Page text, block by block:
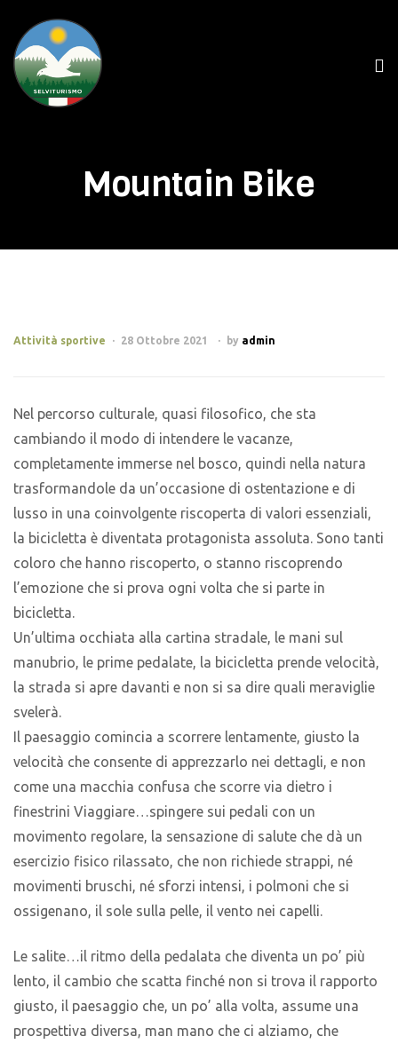
Mountain Bike
Attività sportive 28 Ottobre 2021 by admin
Nel percorso culturale, quasi filosofico, che sta
cambiando il modo di intendere le vacanze,
completamente immerse nel bosco, quindi nella natura
trasformandole da un’occasione di ostentazione e di
lusso in una coinvolgente riscoperta di valori essenziali,
la bicicletta è diventata protagonista assoluta. Sono tanti
coloro che hanno riscoperto, o stanno riscoprendo
l’emozione che si prova ogni volta che si parte in
bicicletta.
Un’ultima occhiata alla cartina stradale, le mani sul
manubrio, le prime pedalate, la bicicletta prende velocità,
la strada si apre davanti e non si sa dire quali meraviglie
svelerà.
Il paesaggio comincia a scorrere lentamente, giusto la
velocità che consente di apprezzarlo nei dettagli, e non
come una macchia confusa che scorre via dietro i
finestrini Viaggiare…spingere sui pedali con un
movimento regolare, la sensazione di salute che dà un
esercizio fisico rilassato, che non richiede strappi, né
movimenti bruschi, né sforzi intensi, i polmoni che si
ossigenano, il sole sulla pelle, il vento nei capelli.
Le salite…il ritmo della pedalata che diventa un po’ più
lento, il cambio che scatta finché non si trova il rapporto
giusto, il paesaggio che, un po’ alla volta, assume una
prospettiva diversa, man mano che ci alziamo, che